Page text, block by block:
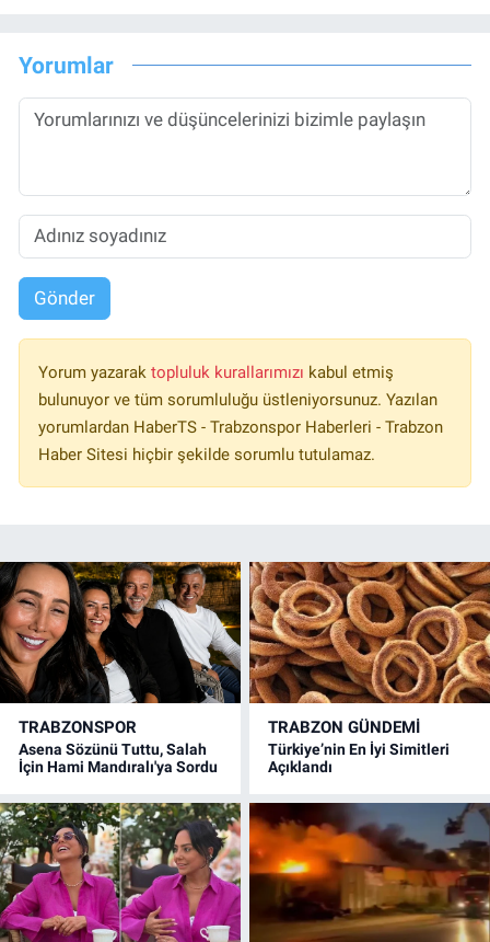
Yorumlar
Gönder
Yorum yazarak topluluk kurallarımızı kabul etmiş
bulunuyor ve tüm sorumluluğu üstleniyorsunuz. Yazılan
yorumlardan HaberTS - Trabzonspor Haberleri - Trabzon
Haber Sitesi hiçbir şekilde sorumlu tutulamaz.
TRABZONSPOR
Asena Sözünü Tuttu, Salah
İçin Hami Mandıralı'ya Sordu
TRABZON GÜNDEMİ
Türkiye’nin En İyi Simitleri
Açıklandı